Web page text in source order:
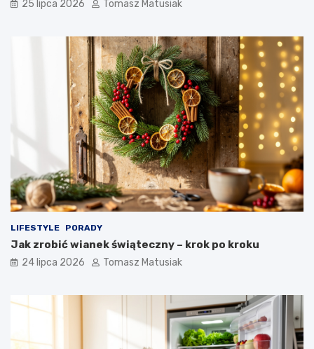
25 lipca 2026 Tomasz Matusiak
LIFESTYLE PORADY
Jak zrobić wianek świąteczny – krok po kroku
24 lipca 2026 Tomasz Matusiak